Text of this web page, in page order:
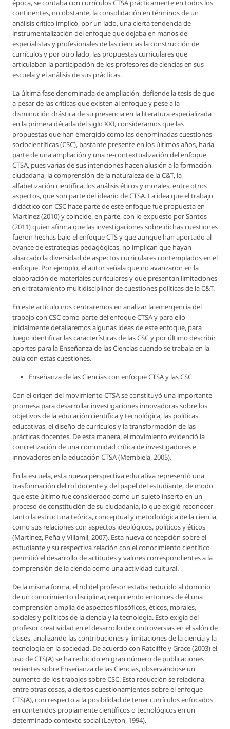
época, se contaba con currículos CTSA prácticamente en todos los
continentes, no obstante, la consolidación en términos de un
análisis crítico implicó, por un lado, una cierta tendencia de
instrumentalización del enfoque que dejaba en manos de
especialistas y profesionales de las ciencias la construcción de
currículos y por otro lado, las propuestas curriculares que
articulaban la participación de los profesores de ciencias en sus
escuela y el análisis de sus prácticas.
La última fase denominada de ampliación, defiende la tesis de que
a pesar de las críticas que existen al enfoque y pese a la
disminución drástica de su presencia en la literatura especializada
en la primera década del siglo XXI, consideramos que las
propuestas que han emergido como las denominadas cuestiones
sociocientíficas (CSC), bastante presente en los últimos años, haría
parte de una ampliación y una re-contextualización del enfoque
CTSA, pues varias de sus intenciones hacen alusión a la formación
ciudadana, la comprensión de la naturaleza de la C&T, la
alfabetización científica, los análisis éticos y morales, entre otros
aspectos, que son parte del ideario de CTSA. La idea que el trabajo
didáctico con CSC hace parte de este enfoque fue propuesta en
Martínez (2010) y coincide, en parte, con lo expuesto por Santos
(2011) quien afirma que las investigaciones sobre dichas cuestiones
fueron hechas bajo el enfoque CTS y que aunque han aportado al
avance de estrategias pedagógicas, no implican que hayan
abarcado la diversidad de aspectos curriculares contemplados en el
enfoque. Por ejemplo, el autor señala que no avanzaron en la
elaboración de materiales curriculares y que presentan limitaciones
en el tratamiento multidisciplinar de cuestiones políticas de la C&T.
En este artículo nos centraremos en analizar la emergencia del
trabajo con CSC como parte del enfoque CTSA y para ello
inicialmente detallaremos algunas ideas de este enfoque, para
luego identificar las características de las CSC y por último describir
aportes para la Enseñanza de las Ciencias cuando se trabaja en la
aula con estas cuestiones.
Enseñanza de las Ciencias con enfoque CTSA y las CSC
Con el origen del movimiento CTSA se constituyó una importante
promesa para desarrollar investigaciones innovadoras sobre los
objetivos de la educación científica y tecnológica, las políticas
educativas, el diseño de currículos y la transformación de las
prácticas docentes. De esta manera, el movimiento evidenció la
concretización de una comunidad crítica de investigadores e
innovadores en la educación CTSA (Membiela, 2005).
En la escuela, esta nueva perspectiva educativa representó una
trasformación del rol docente y del papel del estudiante, de modo
que este último fue considerado como un sujeto inserto en un
proceso de constitución de su ciudadanía, lo que exigió reconocer
tanto la estructura teórica, conceptual y metodológica de la ciencia,
como sus relaciones con aspectos ideológicos, políticos y éticos
(Martínez, Peña y Villamil, 2007). Esta nueva concepción sobre el
estudiante y su respectiva relación con el conocimiento científico
permitió el desarrollo de actitudes y valores correspondientes a la
comprensión de la ciencia como una actividad cultural.
De la misma forma, el rol del profesor estaba reducido al dominio
de un conocimiento disciplinar, requiriendo entonces de él una
comprensión amplia de aspectos filosóficos, éticos, morales,
sociales y políticos de la ciencia y la tecnología. Esto exigía del
profesor creatividad en el desarrollo de controversias en el salón de
clases, analizando las contribuciones y limitaciones de la ciencia y la
tecnología en la sociedad. De acuerdo con Ratcliffe y Grace (2003) el
uso de CTS(A) se ha reducido en gran número de publicaciones
recientes sobre Enseñanza de las Ciencias, observándose un
aumento de los trabajos sobre CSC. Esta reducción se relaciona,
entre otras cosas, a ciertos cuestionamientos sobre el enfoque
CTS(A), con respecto a la posibilidad de tener currículos enfocados
en contenidos propiamente científicos o tecnológicos en un
determinado contexto social (Layton, 1994).